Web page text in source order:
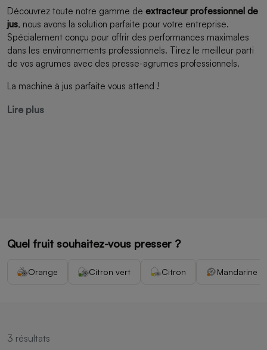
Découvrez toute notre gamme de extracteur professionnel de
jus, nous avons la solution parfaite pour votre entreprise.
Spécialement conçu pour offrir des performances maximales
dans les environnements professionnels. Tirez le meilleur parti
de vos agrumes avec des presse-agrumes professionnels.
La machine à jus parfaite vous attend !
Lire plus
Quel fruit souhaitez-vous presser ?
Orange Citron vert Citron Mandarine
3 résultats